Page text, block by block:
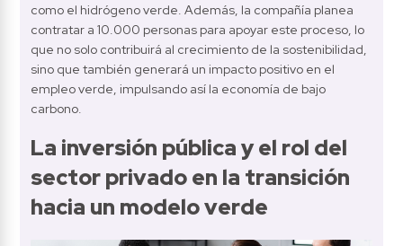
como el hidrógeno verde. Además, la compañía planea
contratar a 10.000 personas para apoyar este proceso, lo
que no solo contribuirá al crecimiento de la sostenibilidad,
sino que también generará un impacto positivo en el
empleo verde, impulsando así la economía de bajo
carbono.
La inversión pública y el rol del
sector privado en la transición
hacia un modelo verde